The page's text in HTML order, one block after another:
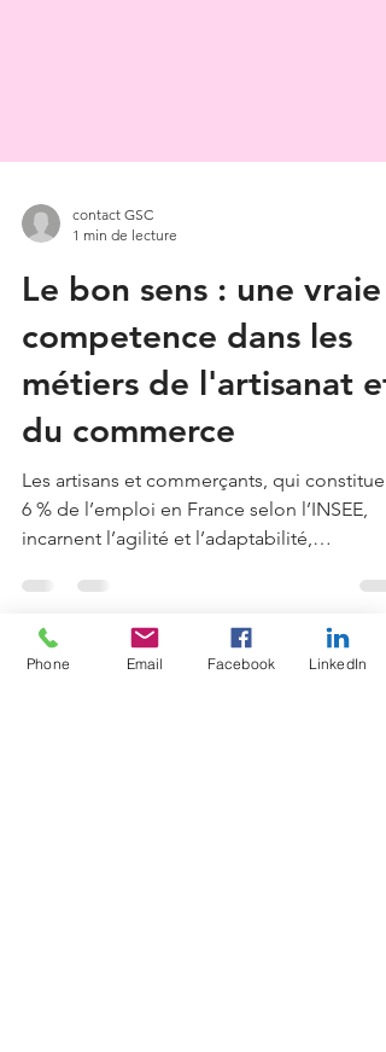
1 min de lecture
Le bon sens : une vraie
competence dans les
métiers de l'artisanat et
du commerce
Les artisans et commerçants, qui
incarnent l’agilité et l’adaptabilité,
competence
Phone Email Facebook LinkedIn